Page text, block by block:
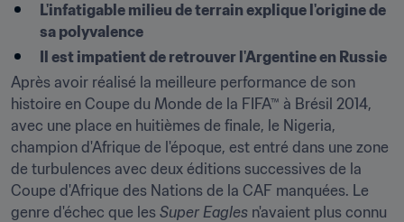
L'infatigable milieu de terrain explique l'origine de
sa polyvalence
Il est impatient de retrouver l'Argentine en Russie
Après avoir réalisé la meilleure performance de son
histoire en Coupe du Monde de la FIFA™ à Brésil 2014,
avec une place en huitièmes de finale, le Nigeria,
champion d'Afrique de l'époque, est entré dans une zone
de turbulences avec deux éditions successives de la
Coupe d'Afrique des Nations de la CAF manquées. Le
genre d'échec que les Super Eagles n'avaient plus connu